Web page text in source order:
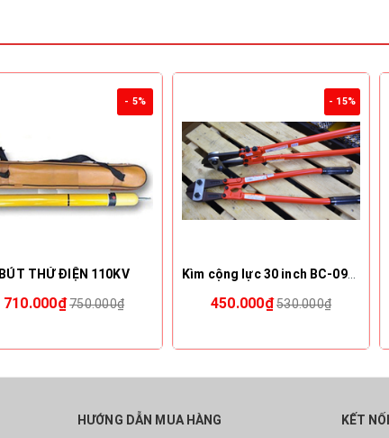
- 5%
BÚT THỬ ĐIỆN 110KV
710.000₫ 750.000₫
- 15%
Kìm cộng lực 30 inch BC-0975, loại heavy duty 750mm, MCC Japan
450.000₫ 530.000₫
HƯỚNG DẪN MUA HÀNG KẾT